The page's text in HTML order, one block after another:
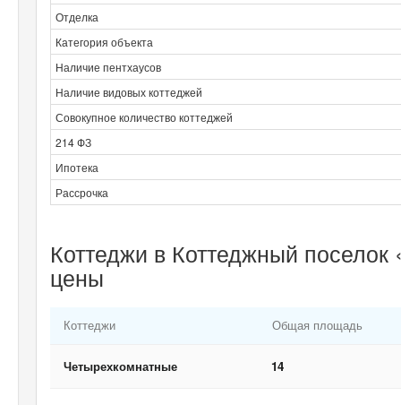
Отделка
Категория объекта
Наличие пентхаусов
Наличие видовых коттеджей
Совокупное количество коттеджей
214 ФЗ
Ипотека
Рассрочка
Коттеджи в Коттеджный
цены
Коттеджи Общая площадь
Четырехкомнатные 14